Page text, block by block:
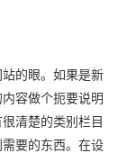
的眼。如果是新
容做个扼要说明
清楚的类别栏目
要的东西。在设